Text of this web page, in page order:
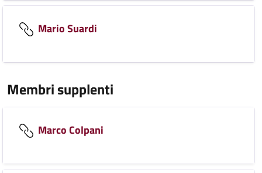
Mario Suardi
Membri supplenti
Marco Colpani